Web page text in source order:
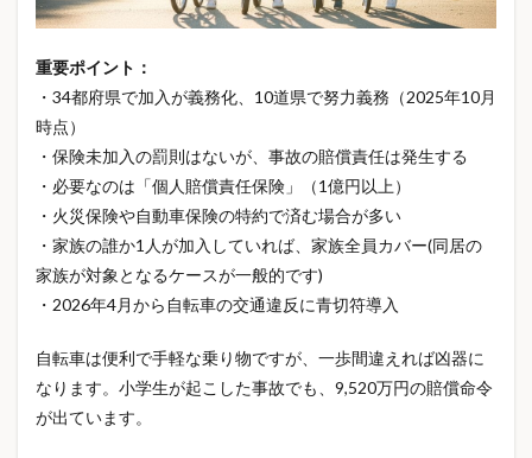
重要ポイント：
・34都府県で加入が義務化、10道県で努力義務（2025年10月
時点）
・保険未加入の罰則はないが、事故の賠償責任は発生する
・必要なのは「個人賠償責任保険」（1億円以上）
・火災保険や自動車保険の特約で済む場合が多い
・家族の誰か1人が加入していれば、家族全員カバー(同居の
家族が対象となるケースが一般的です)
・2026年4月から自転車の交通違反に青切符導入
自転車は便利で手軽な乗り物ですが、一歩間違えれば凶器に
なります。小学生が起こした事故でも、9,520万円の賠償命令
が出ています。